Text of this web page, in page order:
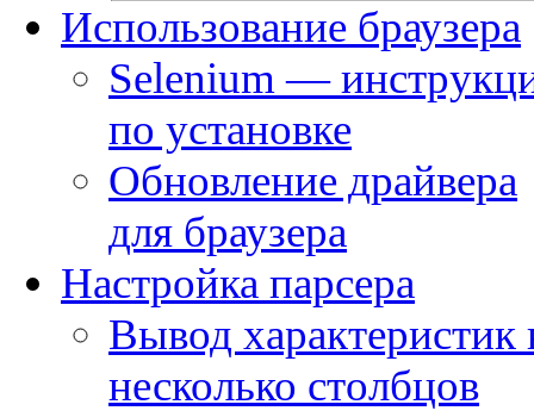
Использование браузера
Selenium —
по установке
Обновление драйвера
для браузера
Настройка парсера
Вывод характеристик
несколько столбцов